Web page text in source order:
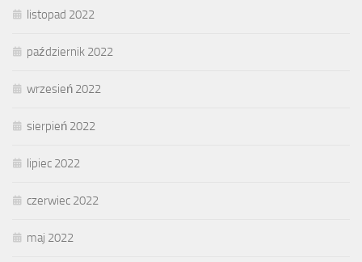
listopad 2022
październik 2022
wrzesień 2022
sierpień 2022
lipiec 2022
czerwiec 2022
maj 2022